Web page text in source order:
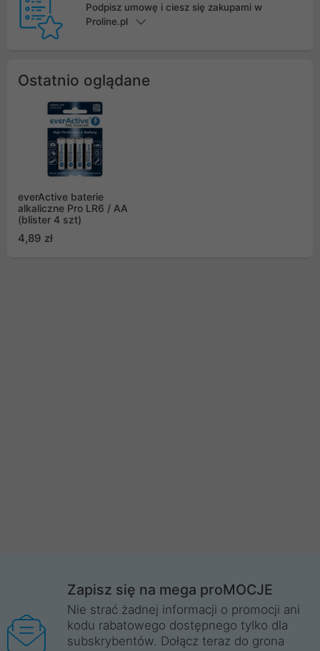
Podpisz umowę i ciesz się zakupami w
Proline.pl
Ostatnio oglądane
everActive baterie
alkaliczne Pro LR6 / AA
(blister 4 szt)
4,89 zł
Zapisz się na mega proMOCJE
Nie strać żadnej informacji o promocji ani
kodu rabatowego dostępnego tylko dla
subskrybentów. Dołącz teraz do grona